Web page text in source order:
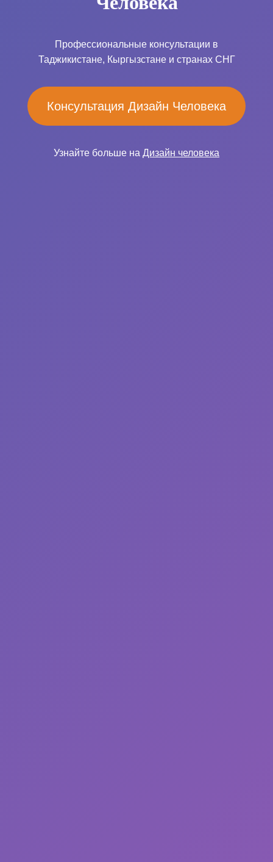
Профессиональные консультации в
Таджикистане, Кыргызстане и странах СНГ
Консультация Дизайн Человека
Узнайте больше на Дизайн человека